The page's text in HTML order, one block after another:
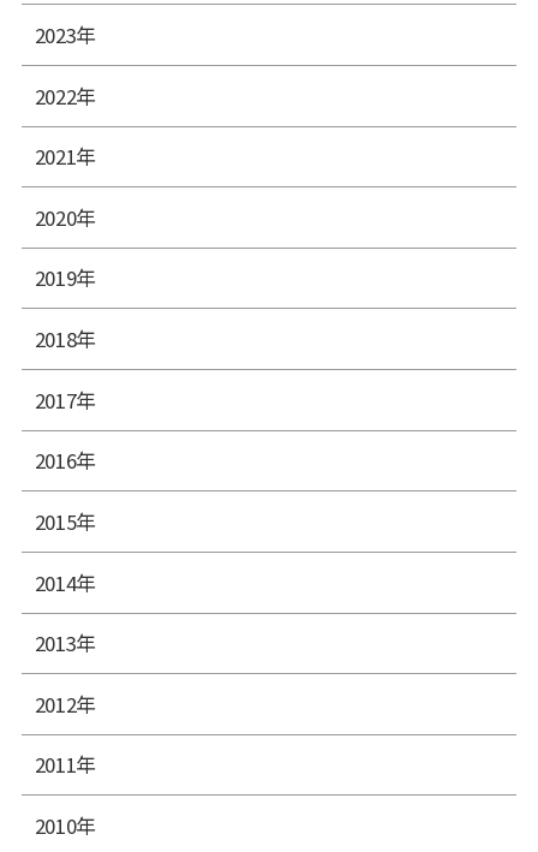
2023年
2022年
2021年
2020年
2019年
2018年
2017年
2016年
2015年
2014年
2013年
2012年
2011年
2010年